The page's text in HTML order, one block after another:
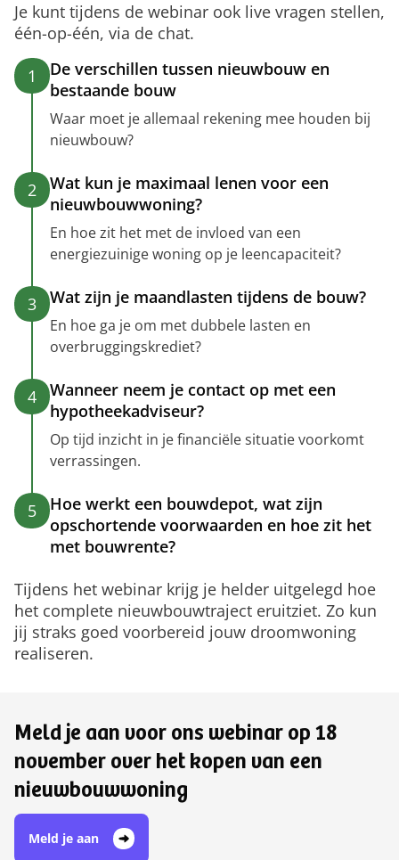
Je kunt tijdens de webinar ook live vragen stellen,
één-op-één, via de chat.
1
De verschillen tussen nieuwbouw en
bestaande bouw
Waar moet je allemaal rekening mee houden bij
nieuwbouw?
2
Wat kun je maximaal lenen voor een
nieuwbouwwoning?
En hoe zit het met de invloed van een
energiezuinige woning op je leencapaciteit?
3 Wat zijn je maandlasten tijdens de bouw?
En hoe ga je om met dubbele lasten en
overbruggingskrediet?
4
Wanneer neem je contact op met een
hypotheekadviseur?
Op tijd inzicht in je financiële situatie voorkomt
verrassingen.
5
Hoe werkt een bouwdepot, wat zijn
opschortende voorwaarden en hoe zit het
met bouwrente?
Tijdens het webinar krijg je helder uitgelegd hoe
het complete nieuwbouwtraject eruitziet. Zo kun
jij straks goed voorbereid jouw droomwoning
realiseren.
Meld je aan voor ons webinar op 18
november over het kopen van een
nieuwbouwwoning
Meld je aan